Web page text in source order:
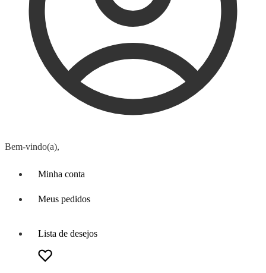
Bem-vindo(a),
Minha conta
Meus pedidos
Lista de desejos